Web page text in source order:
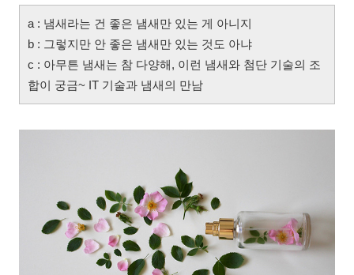
a : 냄새라는 건 좋은 냄새만 있는 게 아니지
b : 그렇지만 안 좋은 냄새만 있는 것도 아냐
c : 아무튼 냄새는 참 다양해, 이런 냄새와 첨단 기술의 조
합이 궁금~ IT 기술과 냄새의 만남